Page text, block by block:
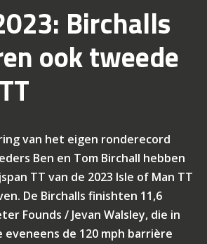
Birchalls
ook tweede
van het eigen ronderecord
Ben en Tom Birchall hebben
TT van de 2023 Isle of Man TT
De Birchalls finishten 11,6
Founds / Jevan Walsley, die in
de 120 mph barrière